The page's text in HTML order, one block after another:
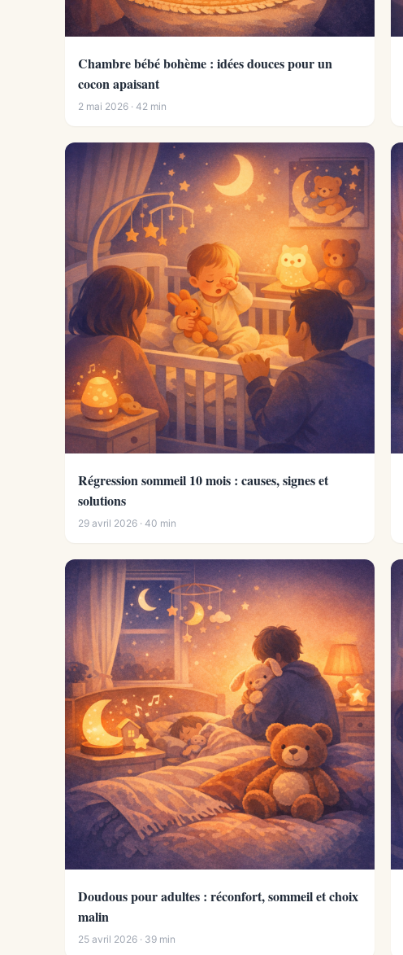
Chambre bébé bohème : idées douces pour un
cocon apaisant
2 mai 2026 · 42 min
Régression sommeil 10 mois : causes, signes et
solutions
29 avril 2026 · 40 min
Doudous pour adultes : réconfort, sommeil et choix
malin
25 avril 2026 · 39 min